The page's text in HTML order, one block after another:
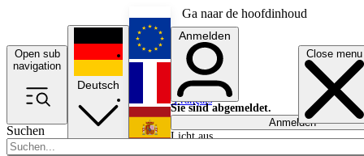
Ga naar de hoofdinhoud
Open sub
navigation
Close menu
Suchen
Deutsch
English
Français
Anmelden
Sie sind abgemeldet.
Anmelden
Licht aus